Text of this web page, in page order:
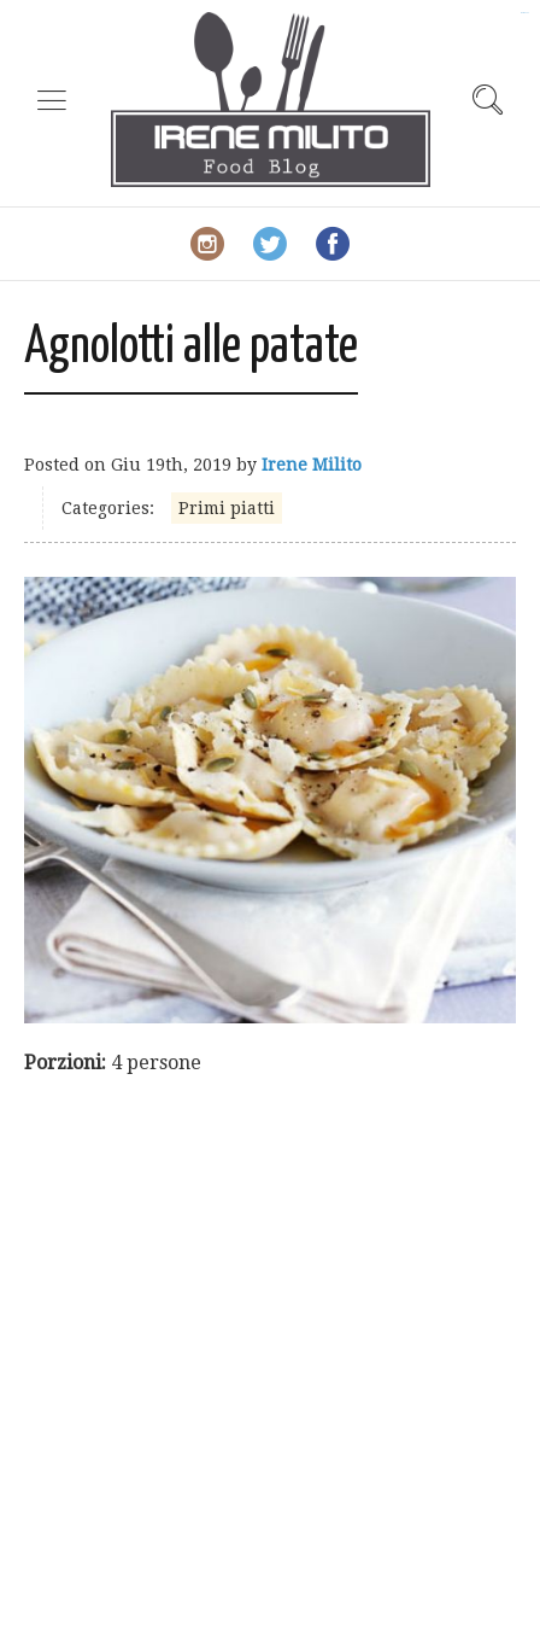
Agnolotti alle patate
Posted on Giu 19th, 2019 by Irene Milito
Categories: Primi piatti
Porzioni: 4 persone